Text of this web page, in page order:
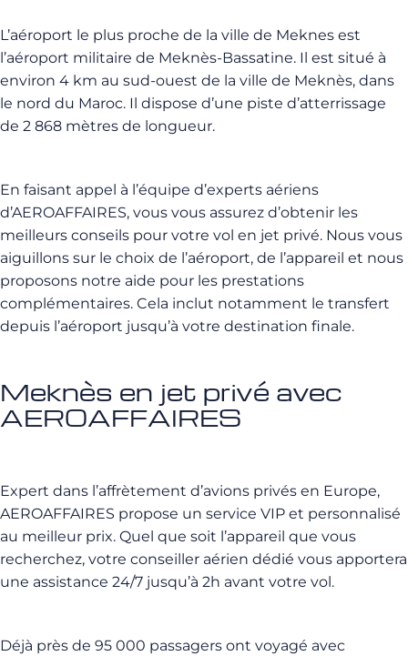
L’aéroport le plus proche de la ville de Meknes est
l’aéroport militaire de Meknès-Bassatine. Il est situé à
environ 4 km au sud-ouest de la ville de Meknès, dans
le nord du Maroc. Il dispose d’une piste d’atterrissage
de 2 868 mètres de longueur.
En faisant appel à l’équipe d’experts aériens
d’AEROAFFAIRES, vous vous assurez d’obtenir les
meilleurs conseils pour votre vol en jet privé. Nous vous
aiguillons sur le choix de l’aéroport, de l’appareil et nous
proposons notre aide pour les prestations
complémentaires. Cela inclut notamment le transfert
depuis l’aéroport jusqu’à votre destination finale.
Meknès en jet privé avec
AEROAFFAIRES
Expert dans l’affrètement d’avions privés en Europe,
AEROAFFAIRES propose un service VIP et personnalisé
au meilleur prix. Quel que soit l’appareil que vous
recherchez, votre conseiller aérien dédié vous apportera
une assistance 24/7 jusqu’à 2h avant votre vol.
Déjà près de 95 000 passagers ont voyagé avec